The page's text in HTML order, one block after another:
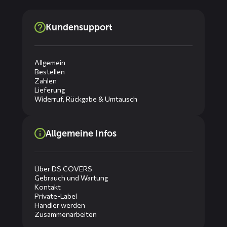
Kundensupport
Allgemein
Bestellen
Zahlen
Lieferung
Widerruf, Rückgabe & Umtausch
Allgemeine Infos
Über DS COVERS
Gebrauch und Wartung
Kontakt
Private-Label
Händler werden
Zusammenarbeiten